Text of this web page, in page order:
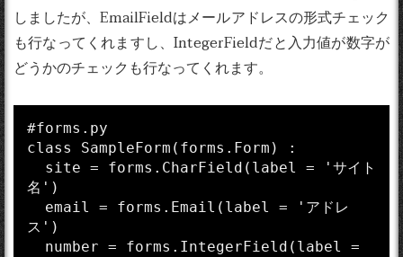
しましたが、EmailFieldはメールアドレスの形式チェック
も行なってくれますし、IntegerFieldだと入力値が数字が
どうかのチェックも行なってくれます。
#forms.py
class SampleForm(forms.Form) :
名')
ス')